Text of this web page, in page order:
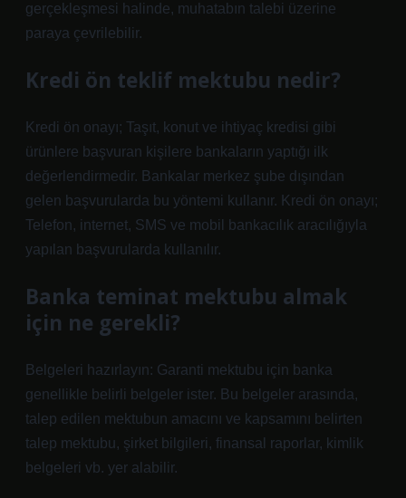
gerçekleşmesi halinde, muhatabın talebi üzerine
paraya çevrilebilir.
Kredi ön teklif mektubu nedir?
Kredi ön onayı; Taşıt, konut ve ihtiyaç kredisi gibi
ürünlere başvuran kişilere bankaların yaptığı ilk
değerlendirmedir. Bankalar merkez şube dışından
gelen başvurularda bu yöntemi kullanır. Kredi ön onayı;
Telefon, internet, SMS ve mobil bankacılık aracılığıyla
yapılan başvurularda kullanılır.
Banka teminat mektubu almak
için ne gerekli?
Belgeleri hazırlayın: Garanti mektubu için banka
genellikle belirli belgeler ister. Bu belgeler arasında,
talep edilen mektubun amacını ve kapsamını belirten
talep mektubu, şirket bilgileri, finansal raporlar, kimlik
belgeleri vb. yer alabilir.